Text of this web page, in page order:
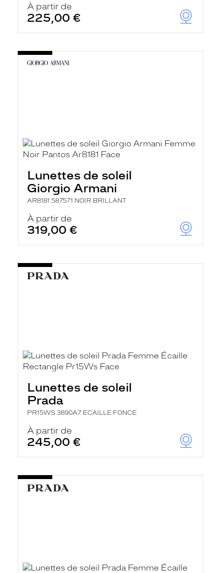
À partir de
225,00 €
Lunettes de soleil
Giorgio Armani
AR8181 587571 NOIR BRILLANT
À partir de
319,00 €
Lunettes de soleil
Prada
PR15WS 3890A7 ECAILLE FONCE
À partir de
245,00 €